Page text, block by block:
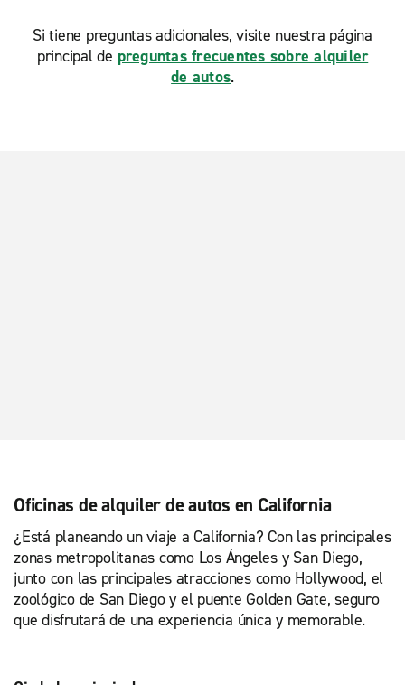
Si tiene preguntas adicionales, visite nuestra página
principal de preguntas frecuentes sobre alquiler
de autos.
Oficinas de alquiler de autos en California
¿Está planeando un viaje a California? Con las principales
zonas metropolitanas como Los Ángeles y San Diego,
junto con las principales atracciones como Hollywood, el
zoológico de San Diego y el puente Golden Gate, seguro
que disfrutará de una experiencia única y memorable.